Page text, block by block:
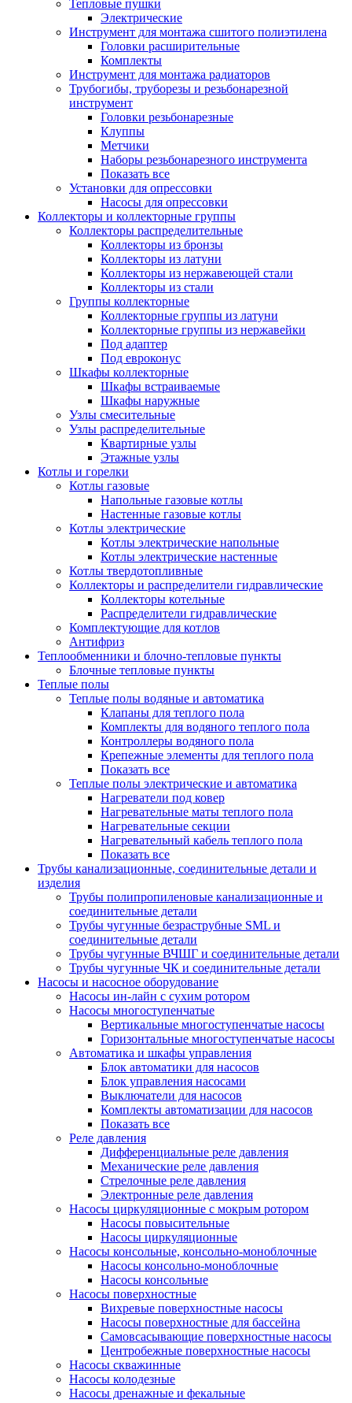
Тепловые пушки
Электрические
Инструмент для монтажа сшитого полиэтилена
Головки расширительные
Комплекты
Инструмент для монтажа радиаторов
Трубогибы, труборезы и резьбонарезной
инструмент
Головки резьбонарезные
Клуппы
Метчики
Наборы резьбонарезного инструмента
Показать все
Установки для опрессовки
Насосы для опрессовки
Коллекторы и коллекторные группы
Коллекторы распределительные
Коллекторы из бронзы
Коллекторы из латуни
Коллекторы из нержавеющей стали
Коллекторы из стали
Группы коллекторные
Коллекторные группы из латуни
Коллекторные группы из нержавейки
Под адаптер
Под евроконус
Шкафы коллекторные
Шкафы встраиваемые
Шкафы наружные
Узлы смесительные
Узлы распределительные
Квартирные узлы
Этажные узлы
Котлы и горелки
Котлы газовые
Напольные газовые котлы
Настенные газовые котлы
Котлы электрические
Котлы электрические напольные
Котлы электрические настенные
Котлы твердотопливные
Коллекторы и распределители гидравлические
Коллекторы котельные
Распределители гидравлические
Комплектующие для котлов
Антифриз
Теплообменники и блочно-тепловые пункты
Блочные тепловые пункты
Теплые полы
Теплые полы водяные и автоматика
Клапаны для теплого пола
Комплекты для водяного теплого пола
Контроллеры водяного пола
Крепежные элементы для теплого пола
Показать все
Теплые полы электрические и автоматика
Нагреватели под ковер
Нагревательные маты теплого пола
Нагревательные секции
Нагревательный кабель теплого пола
Показать все
Трубы канализационные, соединительные детали и
изделия
Трубы полипропиленовые канализационные и
соединительные детали
Трубы чугунные безраструбные SML и
соединительные детали
Трубы чугунные ВЧШГ и соединительные детали
Трубы чугунные ЧК и соединительные детали
Насосы и насосное оборудование
Насосы ин-лайн с сухим ротором
Насосы многоступенчатые
Вертикальные многоступенчатые насосы
Горизонтальные многоступенчатые насосы
Автоматика и шкафы управления
Блок автоматики для насосов
Блок управления насосами
Выключатели для насосов
Комплекты автоматизации для насосов
Показать все
Реле давления
Дифференциальные реле давления
Механические реле давления
Стрелочные реле давления
Электронные реле давления
Насосы циркуляционные с мокрым ротором
Насосы повысительные
Насосы циркуляционные
Насосы консольные, консольно-моноблочные
Насосы консольно-моноблочные
Насосы консольные
Насосы поверхностные
Вихревые поверхностные насосы
Насосы поверхностные для бассейна
Самовсасывающие поверхностные насосы
Центробежные поверхностные насосы
Насосы скважинные
Насосы колодезные
Насосы дренажные и фекальные